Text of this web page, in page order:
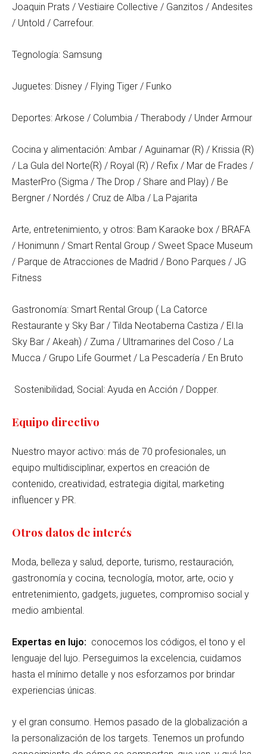
Joaquin Prats / Vestiaire Collective / Ganzitos / Andesites
/ Untold / Carrefour.
Tegnología: Samsung
Juguetes: Disney / Flying Tiger / Funko
Deportes: Arkose / Columbia / Therabody / Under Armour
Cocina y alimentación: Ambar / Aguinamar (R) / Krissia (R)
/ La Gula del Norte(R) / Royal (R) / Refix / Mar de Frades /
MasterPro (Sigma / The Drop / Share and Play) / Be
Bergner / Nordés / Cruz de Alba / La Pajarita
Arte, entretenimiento, y otros: Bam Karaoke box / BRAFA
/ Honimunn / Smart Rental Group / Sweet Space Museum
/ Parque de Atracciones de Madrid / Bono Parques / JG
Fitness
Gastronomía: Smart Rental Group ( La Catorce
Restaurante y Sky Bar / Tilda Neotaberna Castiza / El.la
Sky Bar / Akeah) / Zuma / Ultramarines del Coso / La
Mucca / Grupo Life Gourmet / La Pescadería / En Bruto
Sostenibilidad, Social: Ayuda en Acción / Dopper.
Equipo directivo
Nuestro mayor activo: más de 70 profesionales, un
equipo multidisciplinar, expertos en creación de
contenido, creatividad, estrategia digital, marketing
influencer y PR.
Otros datos de interés
Moda, belleza y salud, deporte, turismo, restauración,
gastronomía y cocina, tecnología, motor, arte, ocio y
entretenimiento, gadgets, juguetes, compromiso social y
medio ambiental.
Expertas en lujo: conocemos los códigos, el tono y el
lenguaje del lujo. Perseguimos la excelencia, cuidamos
hasta el mínimo detalle y nos esforzamos por brindar
experiencias únicas.
y el gran consumo. Hemos pasado de la globalización a
la personalización de los targets. Tenemos un profundo